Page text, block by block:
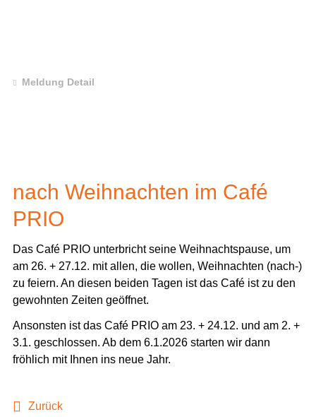
Meldung Detail
nach Weihnachten im Café
PRIO
Das Café PRIO unterbricht seine Weihnachtspause, um
am 26. + 27.12. mit allen, die wollen, Weihnachten (nach-)
zu feiern. An diesen beiden Tagen ist das Café ist zu den
gewohnten Zeiten geöffnet.
Ansonsten ist das Café PRIO am 23. + 24.12. und am 2. +
3.1. geschlossen. Ab dem 6.1.2026 starten wir dann
fröhlich mit Ihnen ins neue Jahr.
Zurück